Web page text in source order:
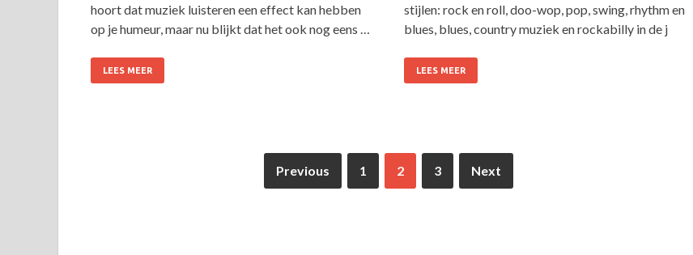
hoort dat muziek luisteren een effect kan hebben
op je humeur, maar nu blijkt dat het ook nog eens …
LEES MEER
stijlen: rock en roll, doo-wop, pop, swing, rhythm en
blues, blues, country muziek en rockabilly in de j
LEES MEER
Previous 1 2 3 Next